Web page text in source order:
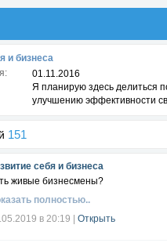
и бизнеса
01.11.2016
Я планирую здесь делиться
улучшению эффективности
151
себя и бизнеса
живые бизнесмены?
полностью..
в 20:19
Открыть